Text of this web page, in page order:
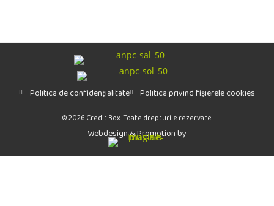
Politica de confidențialitate Politica privind fișierele cookies
© 2026 Credit Box. Toate drepturile rezervate.
Webdesign & Promotion by